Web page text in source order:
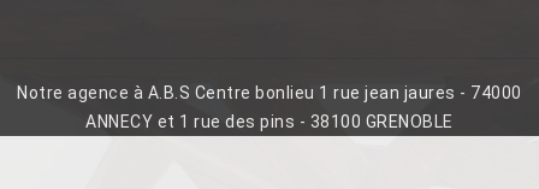
Notre agence à A.B.S Centre bonlieu 1 rue jean jaures - 74000
ANNECY et 1 rue des pins - 38100 GRENOBLE